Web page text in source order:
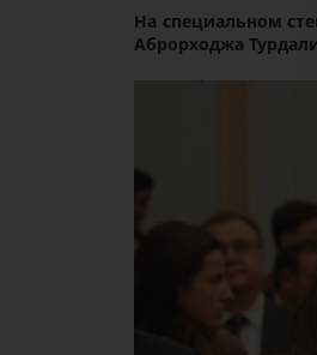
На специальном
Аброрходжа